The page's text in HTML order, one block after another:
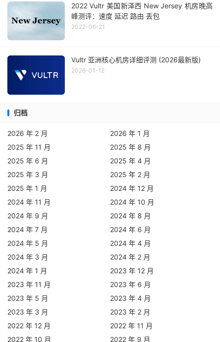
2022 Vultr 美国新泽西 New Jersey 机房晚高
峰测评：速度 延迟 路由 丢包
2022-06-21
Vultr 亚洲核心机房详细评测 (2026最新版)
2026-01-12
归档
2026 年 2 月
2026 年 1 月
2025 年 11 月
2025 年 8 月
2025 年 6 月
2025 年 4 月
2025 年 3 月
2025 年 2 月
2025 年 1 月
2024 年 12 月
2024 年 11 月
2024 年 10 月
2024 年 9 月
2024 年 8 月
2024 年 7 月
2024 年 6 月
2024 年 5 月
2024 年 4 月
2024 年 3 月
2024 年 2 月
2024 年 1 月
2023 年 12 月
2023 年 11 月
2023 年 6 月
2023 年 5 月
2023 年 4 月
2023 年 3 月
2023 年 2 月
2022 年 12 月
2022 年 11 月
2022 年 10 月
2022 年 9 月